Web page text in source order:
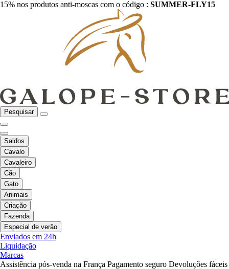
15% nos produtos anti-moscas com o código : SUMMER-FLY15
Pesquisar
Saldos
Cavalo
Cavaleiro
Cão
Gato
Animais
Criação
Fazenda
Especial de verão
Enviados em 24h
Liquidação
Marcas
Assistência pós-venda na França Pagamento seguro Devoluções fáceis